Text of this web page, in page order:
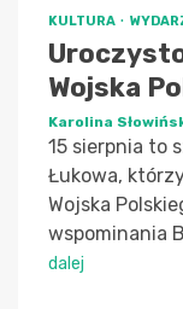
KULTURA
Wojska
Karolina
15 sierpnia to
Łukowa,
Wojska
wspominania
dalej